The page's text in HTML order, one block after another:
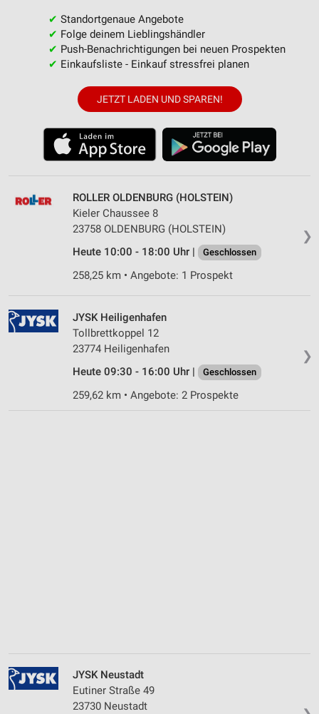
✔ Standortgenaue Angebote
✔ Folge deinem Lieblingshändler
✔ Push-Benachrichtigungen bei neuen Prospekten
✔ Einkaufsliste - Einkauf stressfrei planen
JETZT LADEN UND SPAREN!
❯
ROLLER OLDENBURG (HOLSTEIN)
Kieler Chaussee 8
23758 OLDENBURG (HOLSTEIN)
Heute 10:00 - 18:00 Uhr |
Geschlossen
258,25 km • Angebote: 1 Prospekt
❯
JYSK Heiligenhafen
Tollbrettkoppel 12
23774 Heiligenhafen
Heute 09:30 - 16:00 Uhr |
Geschlossen
259,62 km • Angebote: 2 Prospekte
JYSK Neustadt
Eutiner Straße 49
23730 Neustadt